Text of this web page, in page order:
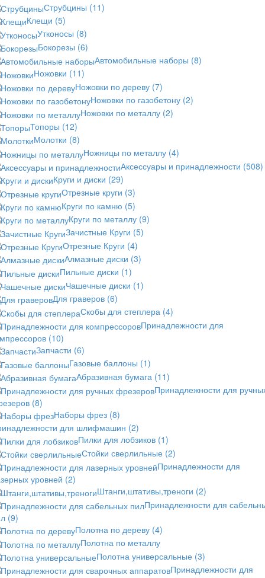
Струбцины (11)
Клещи (5)
Утконосы (8)
Бокорезы (6)
Автомобильные наборы (8)
Ножовки (11)
Ножовки по дереву (7)
Ножовки по газобетону (2)
Ножовки по металлу (2)
Топоры (12)
Молотки (8)
Ножницы по металлу (4)
Аксессуары и принадлежности (508)
Круги и диски (29)
Отрезные круги (3)
Круги по камню (5)
Круги по металлу (9)
Зачистные Круги (5)
Отрезные Круги (4)
Алмазные диски (3)
Пильные диски (1)
Чашечные диски (1)
Для граверов (6)
Скобы для степлера (4)
Принадлежности для
(10)
Запчасти (6)
Газовые баллоны (1)
Абразивная бумага (11)
Принадлежности для
(8)
Наборы фрез (8)
для шлифмашин (2)
Пилки для лобзиков (1)
Стойки сверлильные (2)
Принадлежности для
уровней (2)
Штанги,штативы,треноги (2)
Принадлежности для
(9)
Полотна по дереву (4)
Полотна по металлу
Полотна универсальные (3)
Принадлежности для